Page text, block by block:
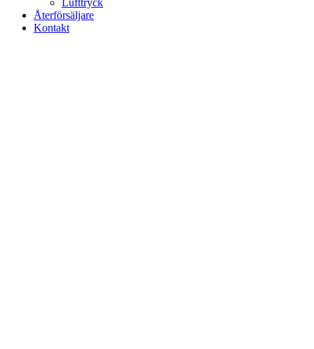
Lufttryck
Återförsäljare
Kontakt